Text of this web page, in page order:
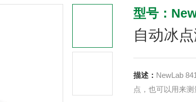
型号：
自动冰
描述： NewLab
点，也可以用来测